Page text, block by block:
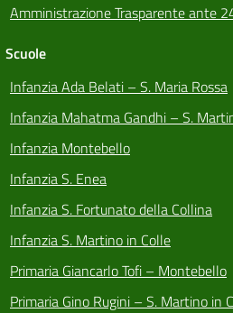
Amministrazione Trasparente ante
Scuole
Infanzia Ada Belati – S. Maria Rossa
Infanzia Mahatma Gandhi – S.
Infanzia Montebello
Infanzia S. Enea
Infanzia S. Fortunato della Collina
Infanzia S. Martino in Colle
Primaria Giancarlo Tofi – Montebello
Primaria Gino Rugini – S. Martino in